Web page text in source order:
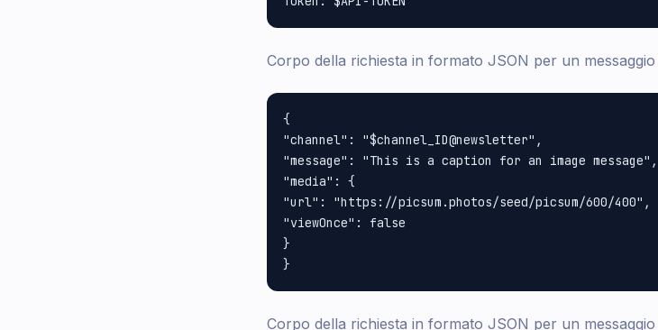
Corpo della richiesta in formato JSON per un messaggio
{
"channel": "$channel_ID@newsletter",
"message": "This is a caption for an image message",
"media": {
"url": "https://picsum.photos/seed/picsum/600/400",
"viewOnce": false
}
Corpo della richiesta in formato JSON per un messaggio